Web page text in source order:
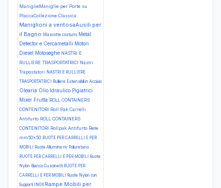
ManiglieManiglie per Porte su
PlaccaCollezione Classica
Maniglioni a ventosaAusili per
il Bagno Mascotte costumi Metal
Detector e Cercametalli Motori
Diesel Motoseghe NASTRI E
RULLIERE TRASPORTATRICI Nastri
Trapostatori NASTRI E RULLIERE
TRASPORTATRICI Rulliere Estensibili in Acciaio
Olearia Olio Idraulico Pigiatrici
Mixer Frutta ROLL CONTAINERS
CONTENITORI Roll Pak Carrelli
Antifurto ROLL CONTAINERS
CONTENITORI Rollpak Antifurto Rete
mm50x50 RUOTE PER CARRELLI E PER
MOBILI Ruote Alluminio riv Poliuretano
RUOTE PER CARRELLI E PER MOBILI Ruote
Nylon Bianco Cuscinetti RUOTE PER
CARRELLI E PER MOBILI Ruote Nylon con
Supporti INOX Rampe Mobili per